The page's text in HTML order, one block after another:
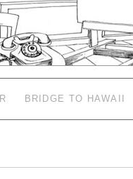
BRIDGE TO HAWAII